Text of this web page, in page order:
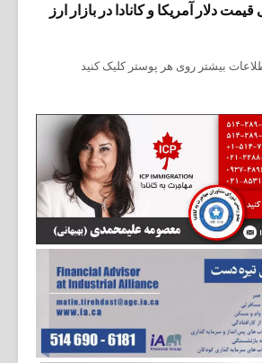
دلار آمریکا و کانادا در بازار ارز
بیشتر روی هر پوستر کلیک کنید